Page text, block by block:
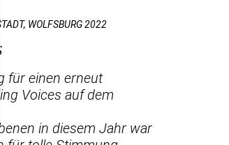
WOLFSBURG 2022
für einen erneut
Voices auf dem
in diesem Jahr war